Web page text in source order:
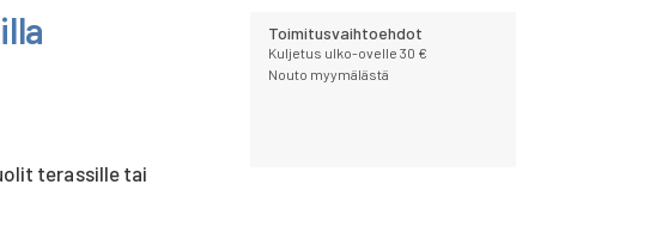
terassille tai
Toimitusvaihtoehdot
Kuljetus ulko-ovelle 30 €
Nouto myymälästä